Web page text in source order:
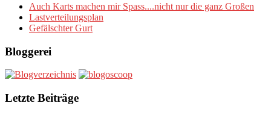
Auch Karts machen mir Spass....nicht nur die ganz Großen
Lastverteilungsplan
Gefälschter Gurt
Bloggerei
Letzte Beiträge